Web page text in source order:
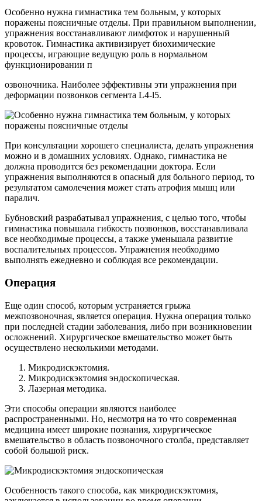
Особенно нужна гимнастика тем больным, у которых
поражены поясничные отделы. При правильном выполнении,
упражнения восстанавливают лимфоток и нарушенный
кровоток. Гимнастика активизирует биохимические
процессы, играющие ведущую роль в нормальном
функционировании п
озвоночника. Наиболее эффективны эти упражнения при
деформации позвонков сегмента L4-l5.
При консультации хорошего специалиста, делать упражнения
можно и в домашних условиях. Однако, гимнастика не
должна проводится без рекомендации доктора. Если
упражнения выполняются в опасный для больного период, то
результатом самолечения может стать атрофия мышц или
паралич.
Бубновский разрабатывал упражнения, с целью того, чтобы
гимнастика повышала гибкость позвонков, восстанавливала
все необходимые процессы, а также уменьшала развитие
воспалительных процессов. Упражнения необходимо
выполнять ежедневно и соблюдая все рекомендации.
Операция
Еще один способ, которым устраняется грыжа
межпозвоночная, является операция. Нужна операция только
при последней стадии заболевания, либо при возникновении
осложнений. Хирургическое вмешательство может быть
осуществлено несколькими методами.
Микродискэктомия.
Микродискэктомия эндоскопическая.
Лазерная методика.
Эти способы операции являются наиболее
распространенными. Но, несмотря на то что современная
медицина имеет широкие познания, хирургическое
вмешательство в область позвоночного столба, представляет
собой большой риск.
Особенность такого способа, как микродискэктомия,